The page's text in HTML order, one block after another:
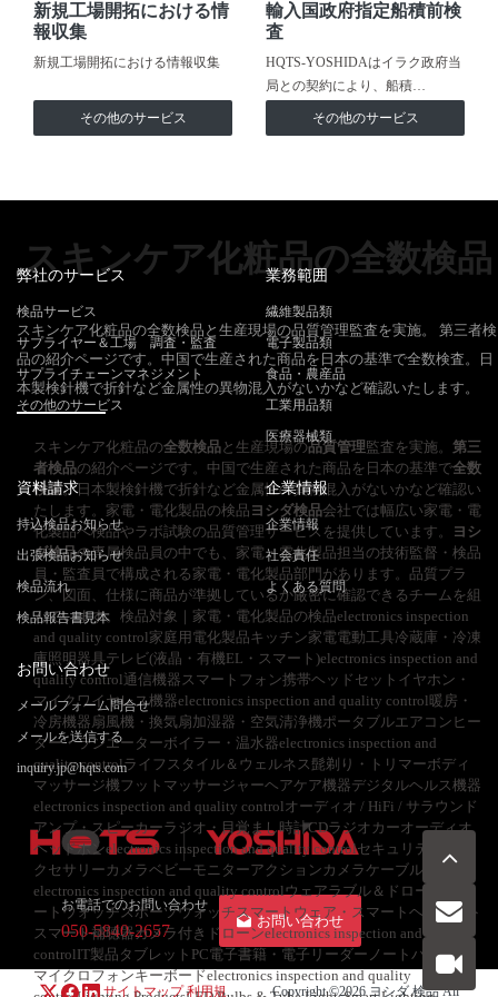
新規工場開拓における情
報収集
新規工場開拓における情報収集
その他のサービス
輸入国政府指定船積前検
査
HQTS-YOSHIDAはイラク政府当
局との契約により、船積…
その他のサービス
スキンケア化粧品の全数検品
スキンケア化粧品の全数検品と生産現場の品質管理監査を実施。 第三者検
品の紹介ページです。中国で生産された商品を日本の基準で全数検査。日
本製検針機で折針など金属性の異物混入がないかなど確認いたします。
スキンケア化粧品の全数検品と生産現場の品質管理監査を実施。 第三
者検品の紹介ページです。中国で生産された商品を日本の基準で全数
検査。日本製検針機で折針など金属性の異物混入がないかなど確認い
たします。家電・電化製品の検品 ヨシダ検品会社では幅広い家電・電
化製品へ検品やラボ試験の品質管理サービスを提供しています。
ヨシ
ダ検品の専属検品員の中でも、家電・電化製品担当の技術監督・検品
員・監査員で構成される家電・電化製品部門があります。品質プラ
ン、図面、仕様に商品が準拠しているか厳密に確認できるチームを組
んでいます。検品対象｜家電・電化製品の検品electronics inspection
and quality control家庭用電化製品キッチン家電電動工具冷蔵庫・冷凍
庫照明器具テレビ(液晶・有機EL・スマート)electronics inspection and
quality control通信機器スマートフォン携帯ヘッドセットイヤホン・
マイクワイヤレス機器electronics inspection and quality control暖房・
冷房機器扇風機・換気扇加湿器・空気清浄機ポータブルエアコンヒー
ター・ラジエーターボイラー・温水器electronics inspection and
quality controlライフスタイル＆ウェルネス髭剃り・トリマーボディ
マッサージ機フットマッサージャーヘアケア機器デジタルヘルス機器
electronics inspection and quality controlオーディオ / HiFi / サラウンド
アンプ・スピーカーラジオ・目覚まし時計CDラジオカーオーディオ
ヘッドホンelectronics inspection and quality controlセキュリティ・ア
クセサリーカメラベビーモニターアクションカメラケーブル充電器
electronics inspection and quality controlウェアラブル＆ドローンスマ
ートウォッチスポーツウォッチスマートウェア・スマートヘルメット
スマート補聴器カメラ付きドローンelectronics inspection and quality
controlIT製品タブレットPC電子書籍・電子リーダーノートパソコン
マイクロフォンキーボードelectronics inspection and quality
弊社のサービス
検品サービス
サプライヤー＆工場 調査・監査
サプライチェーンマネジメント
その他のサービス
業務範囲
繊維製品類
電子製品類
食品・農産品
工業用品類
医療器械類
資料請求
持込検品お知らせ
出張検品お知らせ
検品流れ
検品報告書見本
企業情報
企業情報
社会責任
よくある質問
お問い合わせ
メールフォーム問合せ
メールを送信する
inquiry.jp@hqts.com
お電話でのお問い合わせ
050-5840-2657
お問い合わせ
サイトマップ 利用規 Copyright ©2026 ヨシダ 検品All